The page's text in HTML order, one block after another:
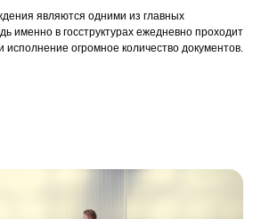
являются одними из главных
именно в госструктурах ежедневно проходит
исполнение огромное количество документов.